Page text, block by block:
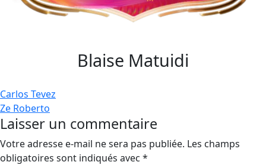
Blaise Matuidi
Navigation
de
l’article
Carlos Tevez
Ze Roberto
Laisser un commentaire
Votre adresse e-mail ne sera pas publiée. Les champs
obligatoires sont indiqués avec *